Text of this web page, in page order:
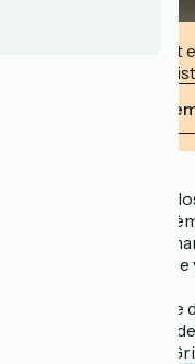
Cet établissement
accueillir des
Voir ses
Vente de vélos et
Lapierre, arcade,
Réparation toutes
Location tout type
Revente d'une partie
Randonnées et
Magasin relais à La